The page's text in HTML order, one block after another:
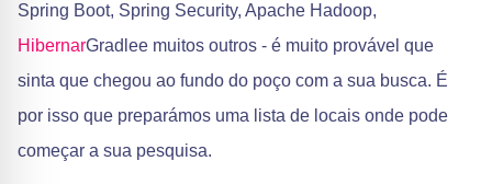
Spring Boot, Spring Security, Apache Hadoop,
HibernarGradlee muitos outros - é muito provável que
sinta que chegou ao fundo do poço com a sua busca. É
por isso que preparámos uma lista de locais onde pode
começar a sua pesquisa.